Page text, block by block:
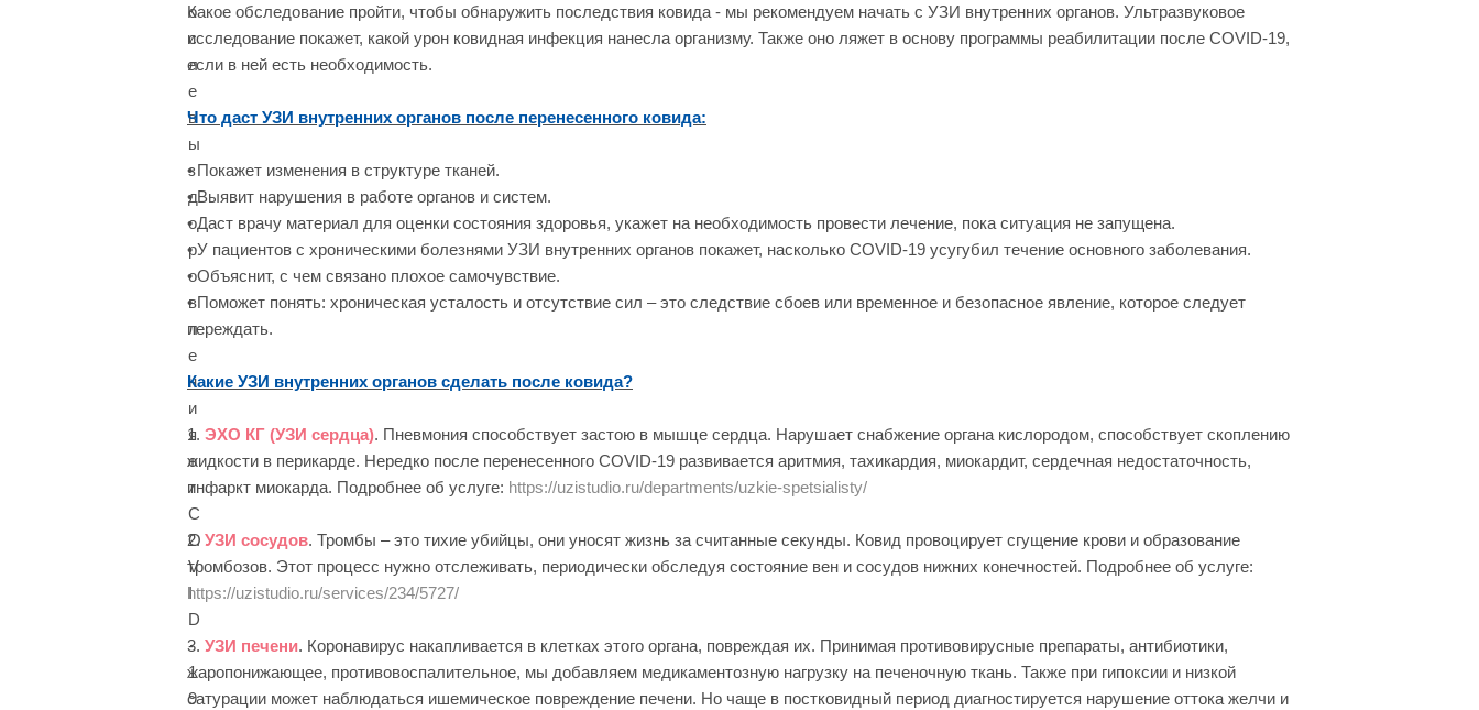
Какое обследование пройти, чтобы обнаружить последствия ковида - мы рекомендуем начать с УЗИ внутренних органов. Ультразвуковое
исследование покажет, какой урон ковидная инфекция нанесла организму. Также оно ляжет в основу программы реабилитации после COVID-19,
если в ней есть необходимость.
Что даст УЗИ внутренних органов после перенесенного ковида:
• Покажет изменения в структуре тканей.
• Выявит нарушения в работе органов и систем.
• Даст врачу материал для оценки состояния здоровья, укажет на необходимость провести лечение, пока ситуация не запущена.
• У пациентов с хроническими болезнями УЗИ внутренних органов покажет, насколько COVID-19 усугубил течение основного заболевания.
• Объяснит, с чем связано плохое самочувствие.
• Поможет понять: хроническая усталость и отсутствие сил – это следствие сбоев или временное и безопасное явление, которое следует
переждать.
Какие УЗИ внутренних органов сделать после ковида?
1. ЭХО КГ (УЗИ сердца). Пневмония способствует застою в мышце сердца. Нарушает снабжение органа кислородом, способствует скоплению
жидкости в перикарде. Нередко после перенесенного COVID-19 развивается аритмия, тахикардия, миокардит, сердечная недостаточность,
инфаркт миокарда. Подробнее об услуге: https://uzistudio.ru/departments/uzkie-spetsialisty/
2. УЗИ сосудов. Тромбы – это тихие убийцы, они уносят жизнь за считанные секунды. Ковид провоцирует сгущение крови и образование
тромбозов. Этот процесс нужно отслеживать, периодически обследуя состояние вен и сосудов нижних конечностей. Подробнее об услуге:
https://uzistudio.ru/services/234/5727/
3. УЗИ печени. Коронавирус накапливается в клетках этого органа, повреждая их. Принимая противовирусные препараты, антибиотики,
жаропонижающее, противовоспалительное, мы добавляем медикаментозную нагрузку на печеночную ткань. Также при гипоксии и низкой
сатурации может наблюдаться ишемическое повреждение печени. Но чаще в постковидный период диагностируется нарушение оттока желчи и